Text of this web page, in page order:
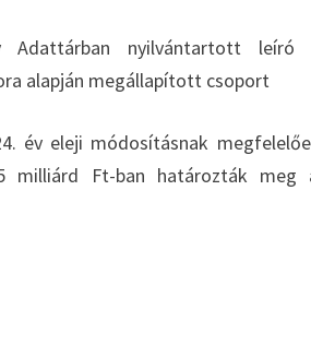
Adattárban nyilvántartott leíró
alapján megállapított csoport
év eleji módosításnak
Ft-ban határozták meg